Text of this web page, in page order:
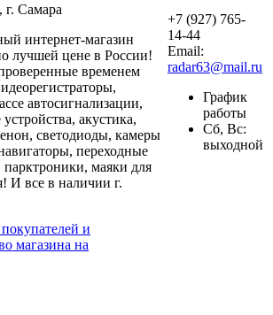
г. Самара
интернет-магазин
лучшей цене в России!
временем
автосигнализации,
акустика,
светодиоды, камеры
переходные
маяки для
И все в наличии г.
+7 (927) 765-
14-44
Email:
radar63@mail.ru
График
работы
Сб, Вс:
выходной